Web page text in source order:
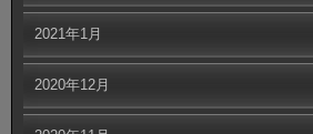
2021年1月
2020年12月